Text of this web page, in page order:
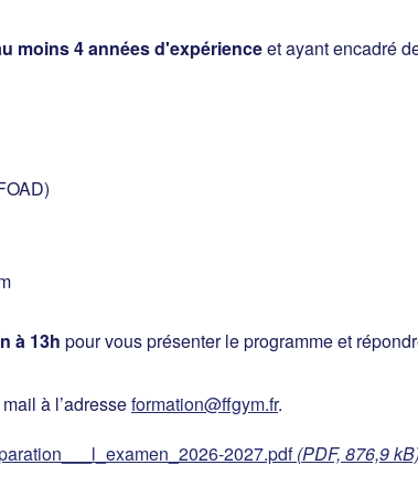
moins 4 années d'expérienceet ayant encadré
à 13h pour vous présenter le programme et
à l’adresseformation@ffgym.fr.
2027.pdf(PDF, 876,9